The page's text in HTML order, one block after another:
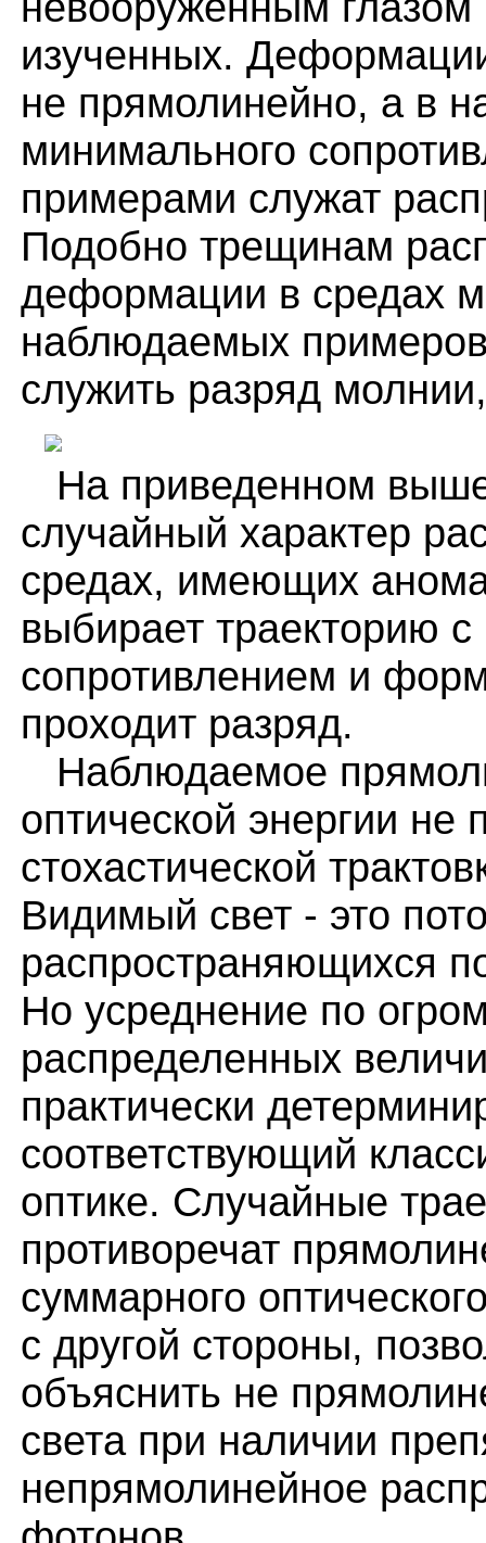
изученных.
не прямолинейно, а в
минимального
примерами служат
Подобно трещинам
деформации в средах
наблюдаемых
служить разряд
На приведенном выше
случайный характер
средах, имеющих
выбирает траекторию
сопротивлением и
проходит разряд.
Наблюдаемое
оптической энергии не
стохастической
Видимый свет - это
распространяющихся
Но усреднение по
распределенных
практически
соответствующий
оптике. Случайные
противоречат
суммарного
с другой стороны,
объяснить не
света при наличии
непрямолинейное